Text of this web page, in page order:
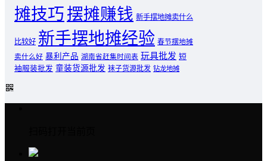
摊技巧摆摊赚钱 新手摆地摊卖什么
比较好 新手摆地摊经验 春节摆地摊
卖什么好 暴利产品 湖南省赶集时间表 玩具批发 短
袖服装批发 童装货源批发 袜子货源批发 钻龙地摊